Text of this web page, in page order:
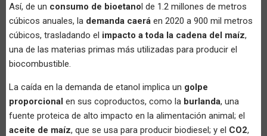
Así, de un consumo de bioetanol de 1.2 millones de metros
cúbicos anuales, la demanda caerá en 2020 a 900 mil metros
cúbicos, trasladando el impacto a toda la cadena del maíz,
una de las materias primas más utilizadas para producir el
biocombustible.
La caída en la demanda de etanol implica un golpe
proporcional en sus coproductos, como la burlanda, una
fuente proteica de alto impacto en la alimentación animal; el
aceite de maíz, que se usa para producir biodiesel; y el CO2,